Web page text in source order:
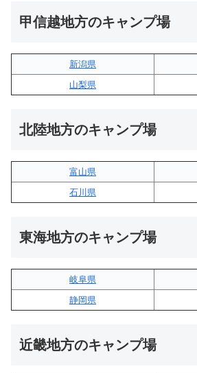
甲信越地方のキャンプ場
新潟県
山梨県
北陸地方のキャンプ場
富山県
石川県
東海地方のキャンプ場
岐阜県
静岡県
近畿地方のキャンプ場